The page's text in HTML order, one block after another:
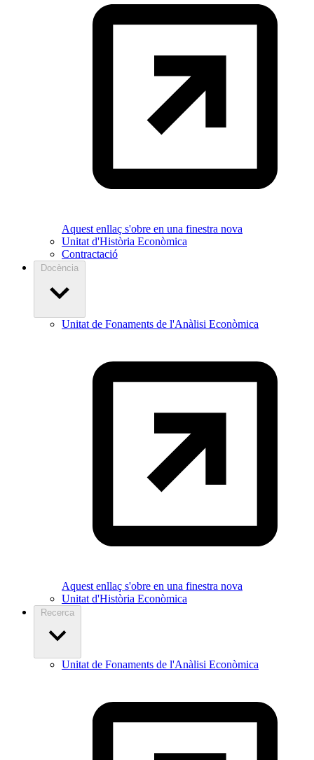
Aquest enllaç s'obre en una finestra nova
Unitat d'Història Econòmica
Contractació
Docència
Unitat de Fonaments de l'Anàlisi Econòmica
Aquest enllaç s'obre en una finestra nova
Unitat d'Història Econòmica
Recerca
Unitat de Fonaments de l'Anàlisi Econòmica